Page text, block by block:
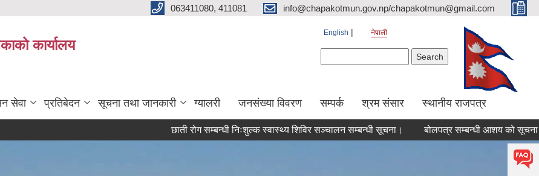
063411080, 411081 info@chapakotmun.gov.np/chapakotmun@gmail.com
कार्यालय
English नेपाली
सेवा प्रतिबेदन सूचना तथा जानकारी ग्यालरी जनसंख्या विवरण सम्पर्क श्रम संसार स्थानीय राजपत्र
छाती रोग सम्बन्धी निःशुल्क स्वास्थ्य शिविर सञ्चालन सम्बन्धी सूचना। बोलपत्र सम्बन्धी आशय को सूचना l